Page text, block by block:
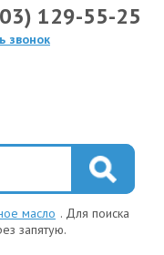
129-55-25
звонок
масло . Для поиска
запятую.